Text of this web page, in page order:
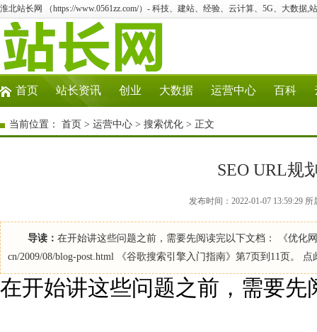
淮北站长网 （https://www.0561zz.com/）- 科技、建站、经验、云计算、5G、大数据,
首页 站长资讯 创业 大数据 运营中心 百科
当前位置： 首页 > 运营中心 > 搜索优化 > 正文
SEO URL规
发布时间：2022-01-07 13:59:29
导读： 在开始讲这些问题之前，需要先阅读完以下文档： 《优化
cn/2009/08/blog-post.html 《谷歌搜索引擎入门指南》第7页到11页。
在开始讲这些问题之前，需要先